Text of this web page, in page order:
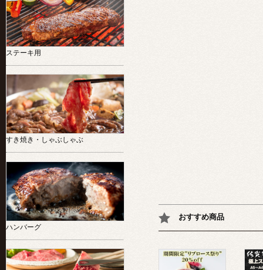
おすすめ商品
ステーキ用
すき焼き・しゃぶしゃぶ
ハンバーグ